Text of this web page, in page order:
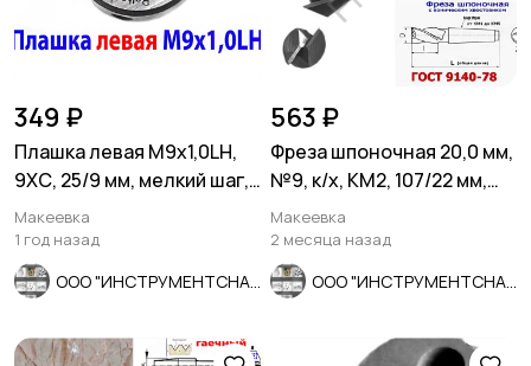
349 ₽
Плашка левая М9х1,0LH,
9ХС, 25/9 мм, мелкий шаг,
2650-1662.
Макеевка
1 год назад
563 ₽
Фреза шпоночная 20,0 мм,
№9, к/х, КМ2, 107/22 мм,
2235-0055, СССР.
Макеевка
2 месяца назад